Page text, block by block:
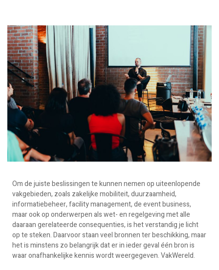
Om de juiste beslissingen te kunnen nemen op uiteenlopende
vakgebieden, zoals zakelijke mobiliteit, duurzaamheid,
informatiebeheer, facility management, de event business,
maar ook op onderwerpen als wet- en regelgeving met alle
daaraan gerelateerde consequenties, is het verstandig je licht
op te steken. Daarvoor staan veel bronnen ter beschikking, maar
het is minstens zo belangrijk dat er in ieder geval één bron is
waar onafhankelijke kennis wordt weergegeven. VakWereld.